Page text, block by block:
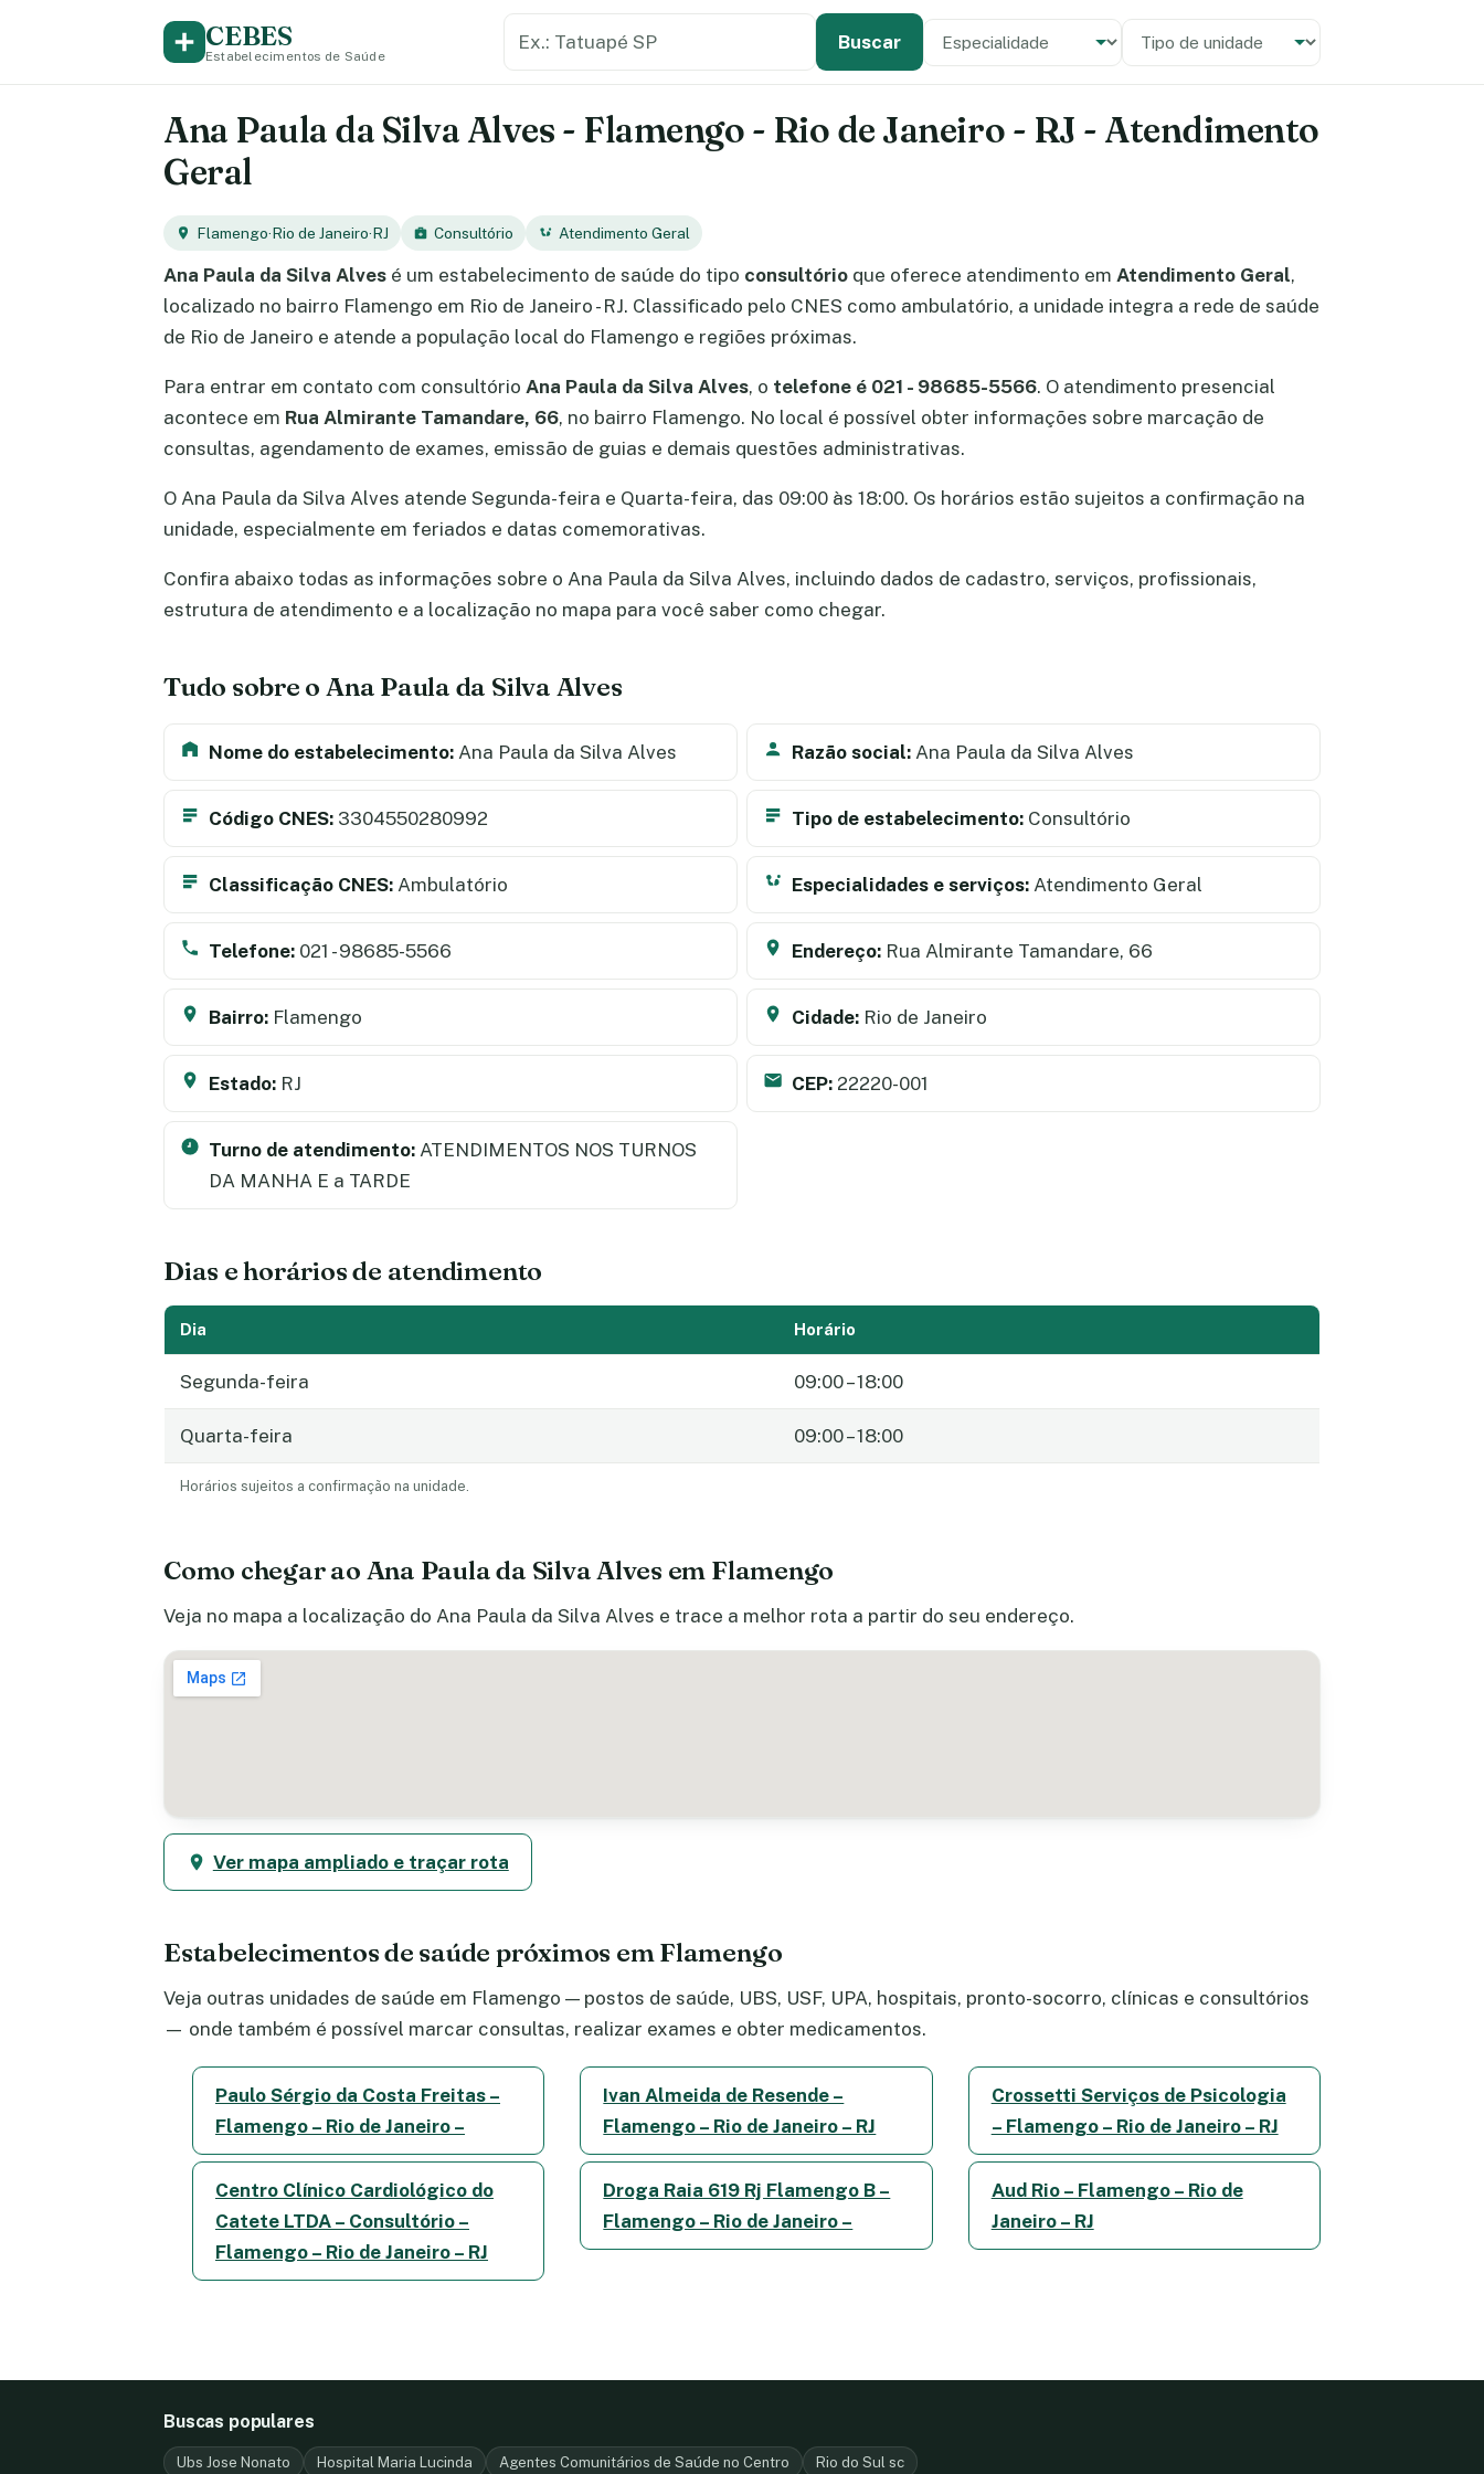
CEBES
Estabelecimentos de Saúde
Buscar Especialidade
Tipo de unidade
Ana Paula da Silva Alves - Flamengo - Rio de Janeiro - RJ - Atendimento
Geral
Flamengo·Rio de Janeiro·RJ Consultório Atendimento Geral
Ana Paula da Silva Alves é um estabelecimento de saúde do tipo consultório que oferece atendimento em Atendimento Geral,
localizado no bairro Flamengo em Rio de Janeiro - RJ. Classificado pelo CNES como ambulatório, a unidade integra a rede de saúde
de Rio de Janeiro e atende a população local do Flamengo e regiões próximas.
Para entrar em contato com consultório Ana Paula da Silva Alves, o telefone é 021 - 98685-5566. O atendimento presencial
acontece em Rua Almirante Tamandare, 66, no bairro Flamengo. No local é possível obter informações sobre marcação de
consultas, agendamento de exames, emissão de guias e demais questões administrativas.
O Ana Paula da Silva Alves atende Segunda-feira e Quarta-feira, das 09:00 às 18:00. Os horários estão sujeitos a confirmação na
unidade, especialmente em feriados e datas comemorativas.
Confira abaixo todas as informações sobre o Ana Paula da Silva Alves, incluindo dados de cadastro, serviços, profissionais,
estrutura de atendimento e a localização no mapa para você saber como chegar.
Tudo sobre o Ana Paula da Silva Alves
Nome do estabelecimento: Ana Paula da Silva Alves Razão social: Ana Paula da Silva Alves
Código CNES: 3304550280992 Tipo de estabelecimento: Consultório
Classificação CNES: Ambulatório Especialidades e serviços: Atendimento Geral
Telefone: 021 - 98685-5566 Endereço: Rua Almirante Tamandare, 66
Bairro: Flamengo Cidade: Rio de Janeiro
Estado: RJ CEP: 22220-001
Turno de atendimento: ATENDIMENTOS NOS TURNOS
DA MANHA E a TARDE
Dias e horários de atendimento
Dia Horário
Segunda-feira 09:00 – 18:00
Quarta-feira 09:00 – 18:00
Horários sujeitos a confirmação na unidade.
Como chegar ao Ana Paula da Silva Alves em Flamengo
Veja no mapa a localização do Ana Paula da Silva Alves e trace a melhor rota a partir do seu endereço.
Ver mapa ampliado e traçar rota
Estabelecimentos de saúde próximos em Flamengo
Veja outras unidades de saúde em Flamengo — postos de saúde, UBS, USF, UPA, hospitais, pronto-socorro, clínicas e consultórios
— onde também é possível marcar consultas, realizar exames e obter medicamentos.
Paulo Sérgio da Costa Freitas –
Flamengo – Rio de Janeiro –
Ivan Almeida de Resende –
Flamengo – Rio de Janeiro – RJ
Crossetti Serviços de Psicologia
– Flamengo – Rio de Janeiro – RJ
Centro Clínico Cardiológico do
Catete LTDA – Consultório –
Flamengo – Rio de Janeiro – RJ
Droga Raia 619 Rj Flamengo B –
Flamengo – Rio de Janeiro –
Aud Rio – Flamengo – Rio de
Janeiro – RJ
Buscas populares
Ubs Jose Nonato Hospital Maria Lucinda Agentes Comunitários de Saúde no Centro Rio do Sul sc